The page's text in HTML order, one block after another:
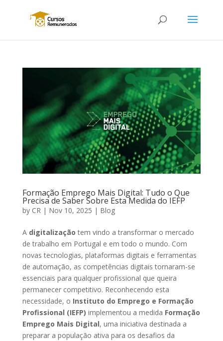
Formação Emprego Mais Digital: Tudo o Que
Precisa de Saber Sobre Esta Medida do IEFP
by CR| Nov 10, 2025 | Blog
A digitalização tem vindo a transformar o mercado
de trabalho em Portugal e em todo o mundo. Com
novas tecnologias, plataformas digitais e ferramentas
de automação, as competências digitais tornaram-se
essenciais para qualquer profissional que queira
permanecer competitivo. Reconhecendo esta
necessidade, o Instituto do Emprego e Formação
Profissional (IEFP) implementou a medida Formação
Emprego Mais Digital, uma iniciativa destinada a
preparar a população ativa para os desafios da